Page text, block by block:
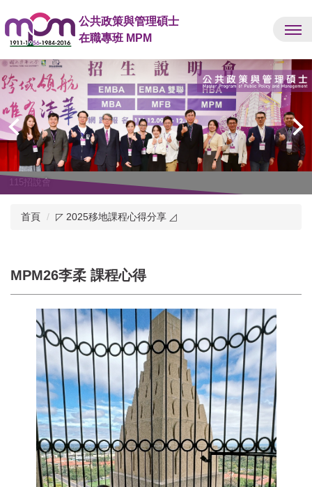
到
主
內
容
區
公共政策與管理碩士
在職專班 MPM
115招說會
首頁 ◸ 2025移地課程心得分享 ◿
MPM26李柔 課程心得